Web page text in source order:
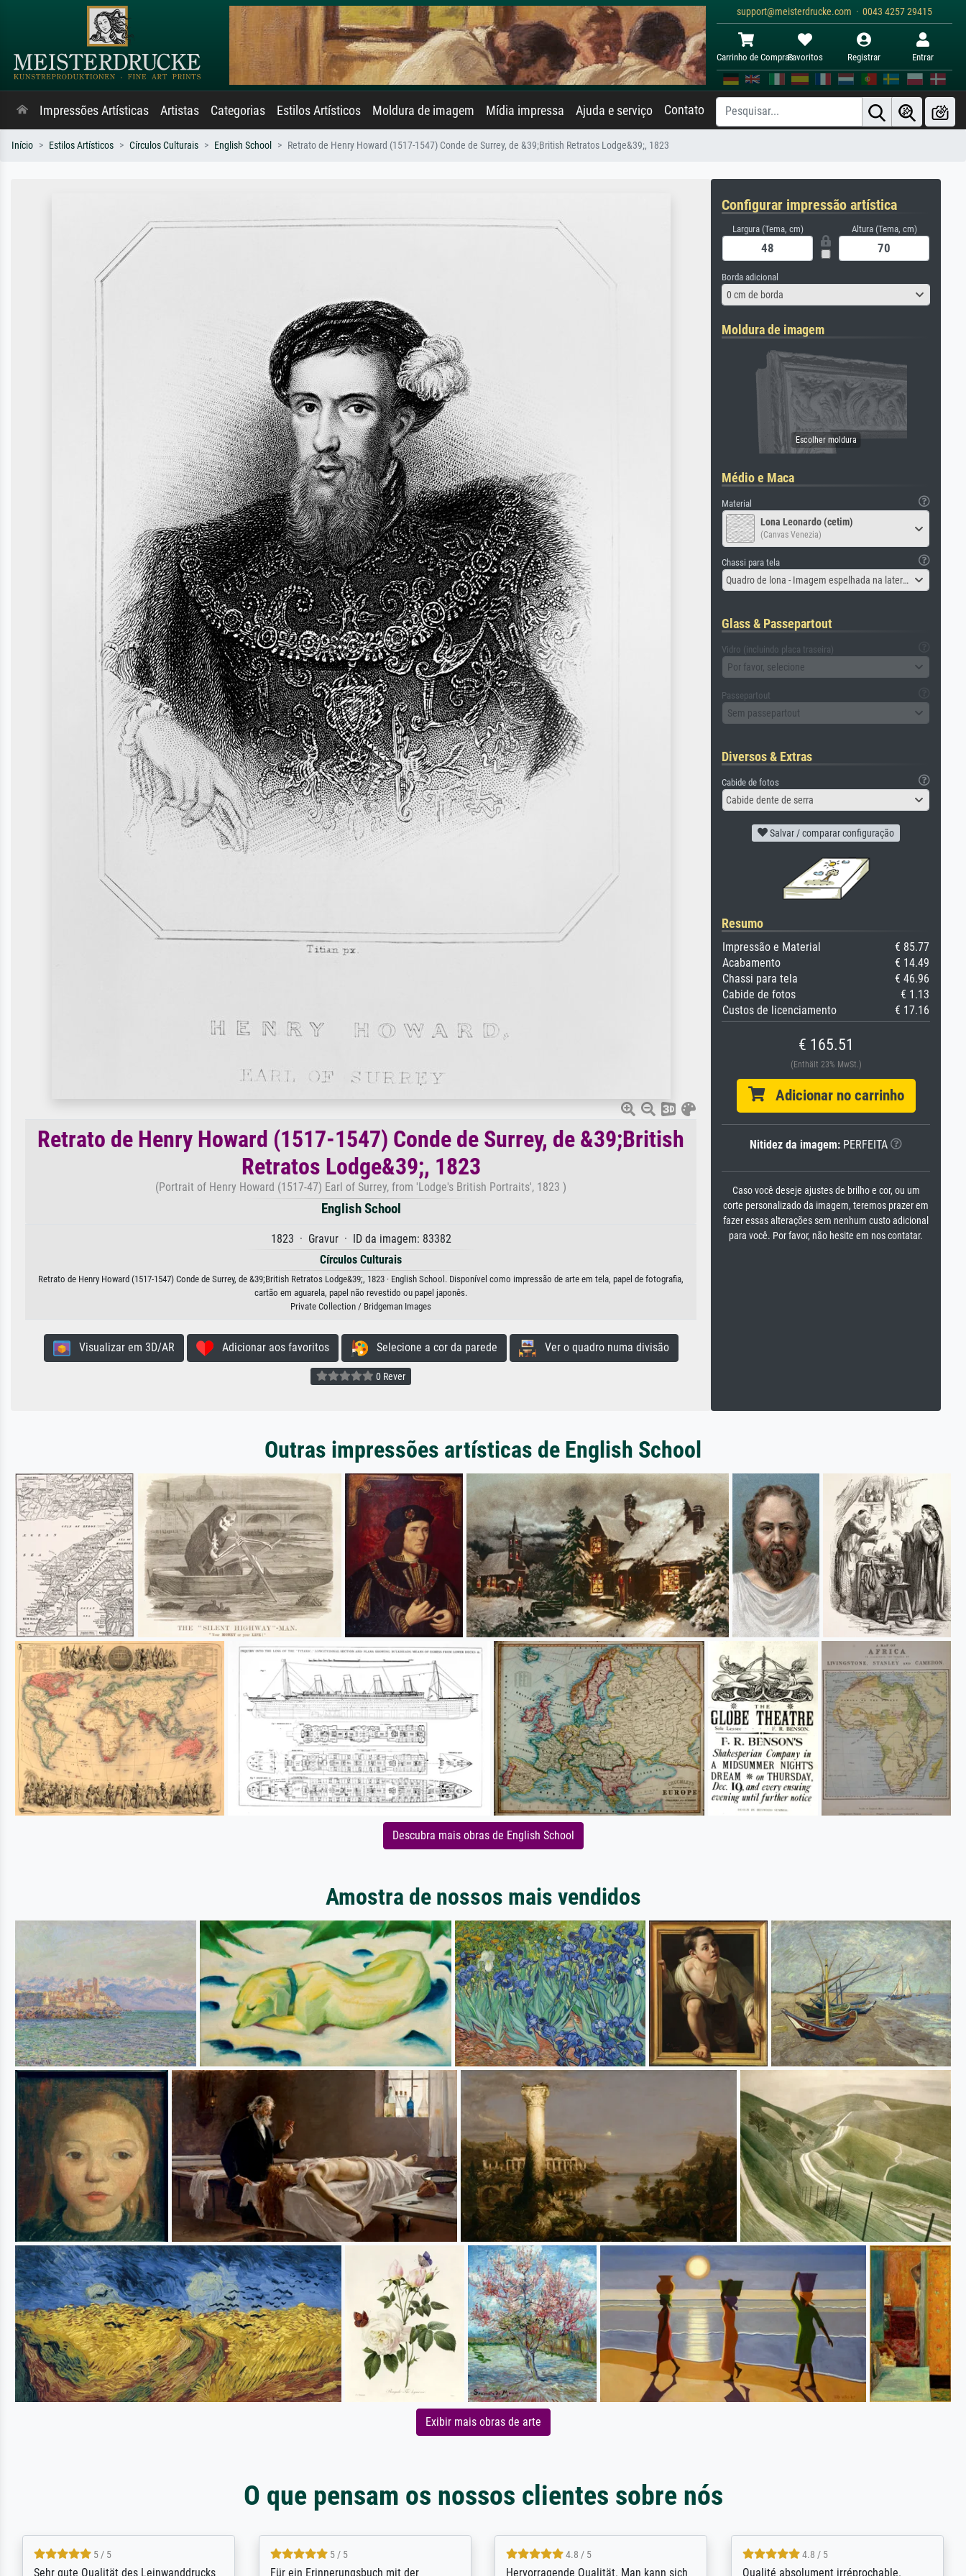
support@meisterdrucke.com · 0043 4257 29415
Carrinho de ComprasFavoritos Registrar Entrar
Impressões Artísticas Artistas Categorias Estilos Artísticos Moldura de imagem Mídia impressa Ajuda e serviço Contato
Início Estilos Artísticos Círculos Culturais English School Retrato de Henry Howard (1517-1547) Conde de Surrey, de &39;British Retratos Lodge&39;, 1823
Retrato de Henry Howard (1517-1547) Conde de Surrey, de &39;British
Retratos Lodge&39;, 1823
(Portrait of Henry Howard (1517-47) Earl of Surrey, from 'Lodge's British Portraits', 1823 )
English School
1823 · Gravur · ID da imagem: 83382
Círculos Culturais
Retrato de Henry Howard (1517-1547) Conde de Surrey, de &39;British Retratos Lodge&39;, 1823 · English School. Disponível como impressão de arte em tela, papel de fotografia,
cartão em aguarela, papel não revestido ou papel japonês.
Private Collection / Bridgeman Images
Visualizar em 3D/AR Adicionar aos favoritos Selecione a cor da parede Ver o quadro numa divisão
0 Rever
Configurar impressão artística
Largura (Tema, cm) Altura (Tema, cm)
Borda adicional
0 cm de borda
Moldura de imagem
Médio e Maca
Material
Lona Leonardo (cetim)
(Canvas Venezia)
Chassi para tela
Quadro de lona - Imagem espelhada na lateral
Glass & Passepartout
Vidro (incluindo placa traseira)
Por favor, selecione
Passepartout
Sem passepartout
Diversos & Extras
Cabide de fotos
Cabide dente de serra
Salvar / comparar configuração
Resumo
Impressão e Material
€ 85.77
Acabamento
€ 14.49
Chassi para tela
€ 46.96
Cabide de fotos
€ 1.13
Custos de licenciamento
€ 17.16
€ 165.51
(Enthält 23% MwSt.)
Adicionar no carrinho
Nitidez da imagem: PERFEITA
Caso você deseje ajustes de brilho e cor, ou um
corte personalizado da imagem, teremos prazer em
fazer essas alterações sem nenhum custo adicional
para você. Por favor, não hesite em nos contatar.
Outras impressões artísticas de English School
Descubra mais obras de English School
Amostra de nossos mais vendidos
Exibir mais obras de arte
O que pensam os nossos clientes sobre nós
5 / 5
Sehr gute Qualität des Leinwanddrucks
5 / 5
Für ein Erinnerungsbuch mit der
4.8 / 5
Hervorragende Qualität. Man kann sich
4.8 / 5
Qualité absolument irréprochable.